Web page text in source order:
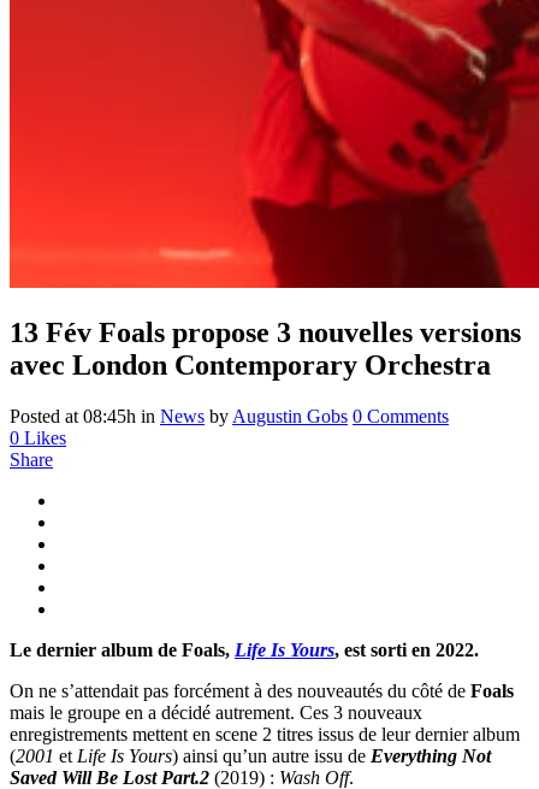
13 Fév Foals propose 3 nouvelles versions
avec London Contemporary Orchestra
Posted at 08:45h in News by Augustin Gobs 0 Comments
0 Likes
Share
Le dernier album de Foals, Life Is Yours, est sorti en 2022.
On ne s’attendait pas forcément à des nouveautés du côté de Foals
mais le groupe en a décidé autrement. Ces 3 nouveaux
enregistrements mettent en scene 2 titres issus de leur dernier album
(2001 et Life Is Yours) ainsi qu’un autre issu de Everything Not
Saved Will Be Lost Part.2 (2019) : Wash Off.